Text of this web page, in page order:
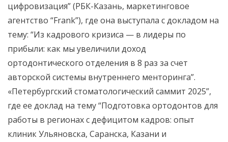
цифровизация” (РБК-Казань, маркетинговое
агентство “Frank”), где она выступала с докладом на
тему: “Из кадрового кризиса — в лидеры по
прибыли: как мы увеличили доход
ортодонтического отделения в 8 раз за счет
авторской системы внутреннего менторинга”.
«Петербургский стоматологический саммит 2025”,
где ее доклад на тему “Подготовка ортодонтов для
работы в регионах с дефицитом кадров: опыт
клиник Ульяновска, Саранска, Казани и